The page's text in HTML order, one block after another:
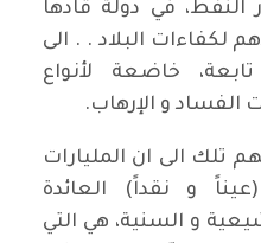
النفط، في دولة قادها
لكفاءات البلاد . . الى
خاضعة لأنواع
الفساد و الإرهاب.
تلك الى ان المليارات
و نقداً) العائدة
و السنية، هي التي